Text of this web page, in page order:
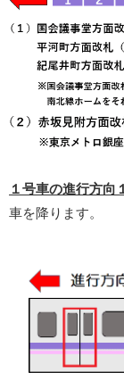
１号車の進行方向
車を降ります。